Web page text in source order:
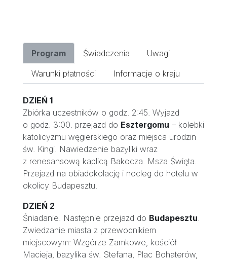
Program Świadczenia
Uwagi
Warunki płatności
Informacje o kraju
DZIEŃ 1
Zbiórka uczestników o godz. 2:45. Wyjazd
o godz. 3:00. przejazd do Esztergomu – kolebki
katolicyzmu węgierskiego oraz miejsca urodzin
św. Kingi. Nawiedzenie bazyliki wraz
z renesansową kaplicą Bakocza. Msza Święta.
Przejazd na obiadokolację i nocleg do hotelu w
okolicy Budapesztu.
DZIEŃ 2
Śniadanie. Następnie przejazd do Budapesztu.
Zwiedzanie miasta z przewodnikiem
miejscowym: Wzgórze Zamkowe, kościół
Macieja, bazylika św. Stefana, Plac Bohaterów,